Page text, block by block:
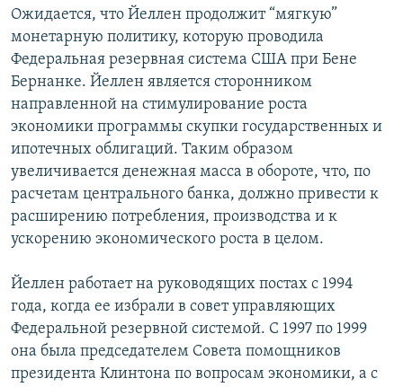
Ожидается, что Йеллен продолжит “мягкую”
монетарную политику, которую проводила
Федеральная резервная система США при Бене
Бернанке. Йеллен является сторонником
направленной на стимулирование роста
экономики программы скупки государственных и
ипотечных облигаций. Таким образом
увеличивается денежная масса в обороте, что, по
расчетам центрального банка, должно привести к
расширению потребления, производства и к
ускорению экономического роста в целом.
Йеллен работает на руководящих постах с 1994
года, когда ее избрали в совет управляющих
Федеральной резервной системой. С 1997 по 1999
она была председателем Совета помощников
президента Клинтона по вопросам экономики, а с